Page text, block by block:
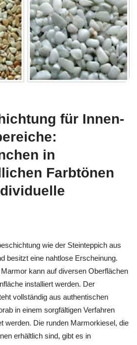
für Innen-
in
Farbtönen
wie der Steinteppich aus
besitzt eine nahtlose Erscheinung.
kann auf diversen Oberflächen
installiert werden. Der
vollständig aus authentischen
in einem sorgfältigen Verfahren
werden. Die runden Marmorkiesel, die
erhältlich sind, gibt es in